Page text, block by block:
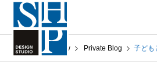
What’s New Private Blog 子どもと